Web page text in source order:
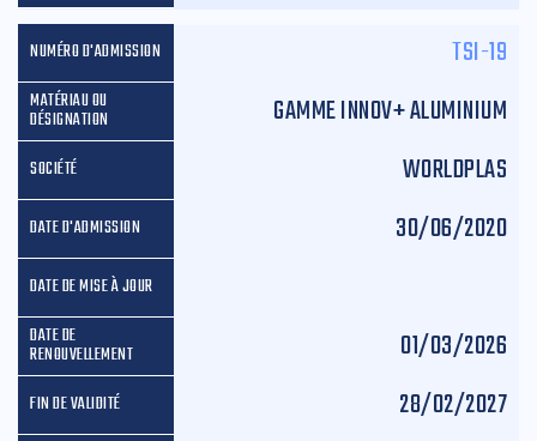
TSI-19
GAMME INNOV+ ALUMINIUM
WORLDPLAS
30/06/2020
01/03/2026
28/02/2027